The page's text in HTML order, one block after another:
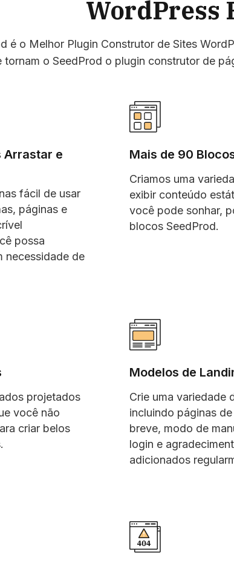
WordPress
é o Melhor Plugin Construtor de Sites
tornam o SeedProd o plugin construtor de
Arrastar e
fácil de usar
páginas e
possa
necessidade de
Mais de 90
Criamos uma
exibir conteúdo
você pode sonhar,
blocos SeedProd.
projetados
você não
criar belos
Modelos de
Crie uma variedade
incluindo páginas
breve, modo de
login e
adicionados